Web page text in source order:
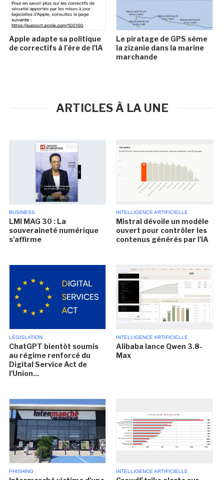
Apple adapte sa politique
de correctifs à l'ère de l'IA
Le piratage de GPS sème
la zizanie dans la marine
marchande
ARTICLES À LA UNE
BUSINESS
LMI MAG 30 : La
souveraineté numérique
s'affirme
INTELLIGENCE ARTIFICIELLE
Mistral dévoile un modèle
ouvert pour contrôler les
contenus générés par l'IA
LÉGISLATION
ChatGPT bientôt soumis
au régime renforcé du
Digital Service Act de
l'Union...
INTELLIGENCE ARTIFICIELLE
Alibaba lance Qwen 3.8-
Max
PHISHING INTELLIGENCE ARTIFICIELLE